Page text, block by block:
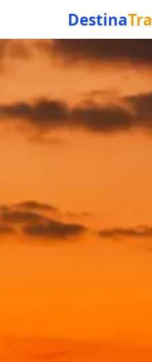
Destina